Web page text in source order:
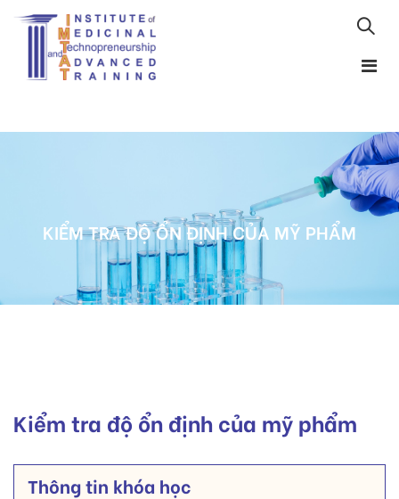
KIỂM TRA ĐỘ ỔN ĐỊNH CỦA MỸ PHẨM
Kiểm tra độ ổn định của mỹ phẩm
Thông tin khóa học